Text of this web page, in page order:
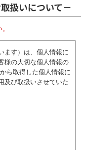
扱いについて－
ます）は、個人情報に
様の大切な個人情報の
ら取得した個人情報に
及び取扱いさせていた